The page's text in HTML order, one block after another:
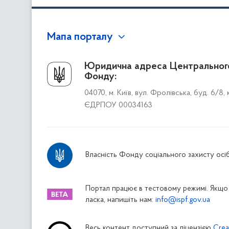
Мапа порталу
Про Фонд
Керівництво
Структура Фонду
Територіальні відділення
Дніпропетровське відділення
Житомирське відділення
Закарпатське відділення
Запорізьке відділення
Юридична адреса
Фонду:
04070, м. Київ, вул. Фролівська, буд. 6/8,
ЄДРПОУ 00034163
Власність Фонду соціального захисту осіб
Портал працює в тестовому режимі. Якщо
ласка, напишіть нам: info@ispf.gov.ua